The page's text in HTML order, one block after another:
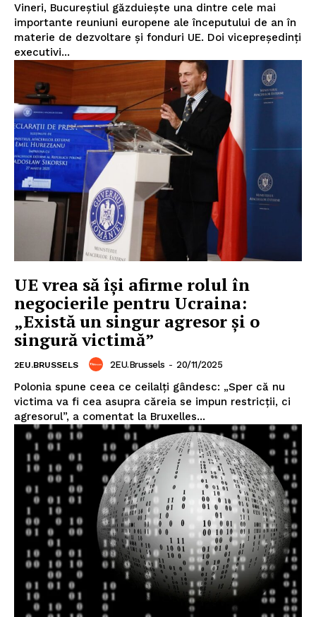
Vineri, Bucureștiul găzduiește una dintre cele mai
importante reuniuni europene ale începutului de an în
materie de dezvoltare și fonduri UE. Doi vicepreședinți
executivi...
UE vrea să își afirme rolul în
negocierile pentru Ucraina:
„Există un singur agresor și o
singură victimă”
2EU.BRUSSELS 2EU.Brussels - 20/11/2025
Polonia spune ceea ce ceilalți gândesc: „Sper că nu
victima va fi cea asupra căreia se impun restricții, ci
agresorul”, a comentat la Bruxelles...